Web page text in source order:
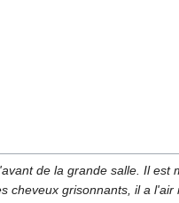
de la grande salle. Il
grisonnants, il a